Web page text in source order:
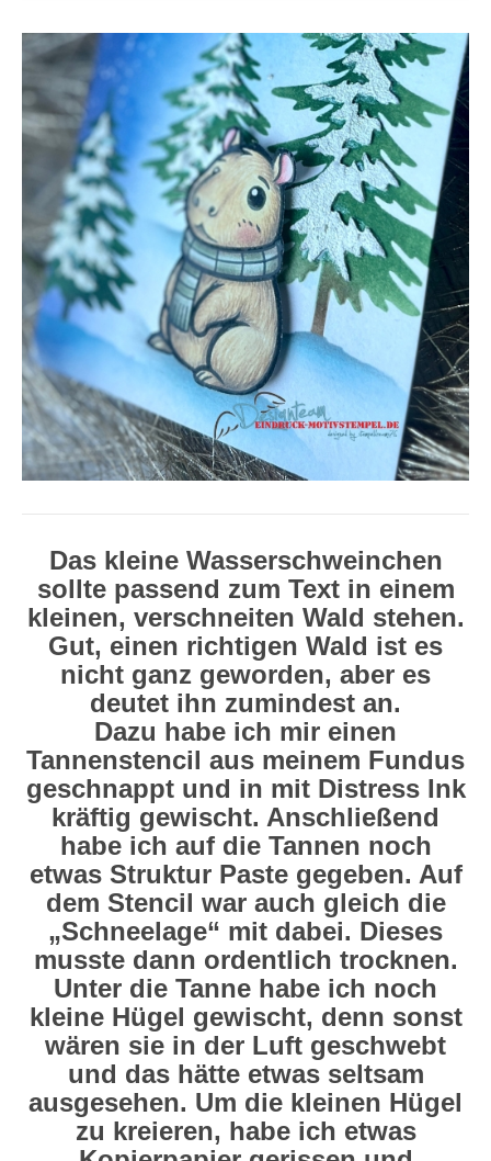
Das kleine Wasserschweinchen
sollte passend zum Text in einem
kleinen, verschneiten Wald stehen.
Gut, einen richtigen Wald ist es
nicht ganz geworden, aber es
deutet ihn zumindest an.
Dazu habe ich mir einen
Tannenstencil aus meinem Fundus
geschnappt und in mit Distress Ink
kräftig gewischt. Anschließend
habe ich auf die Tannen noch
etwas Struktur Paste gegeben. Auf
dem Stencil war auch gleich die
„Schneelage“ mit dabei. Dieses
musste dann ordentlich trocknen.
Unter die Tanne habe ich noch
kleine Hügel gewischt, denn sonst
wären sie in der Luft geschwebt
und das hätte etwas seltsam
ausgesehen. Um die kleinen Hügel
zu kreieren, habe ich etwas